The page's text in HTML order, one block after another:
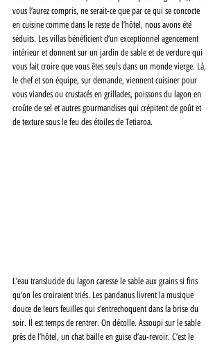
vous l’aurez compris, ne serait-ce que par ce qui se concocte
en cuisine comme dans le reste de l’hôtel, nous avons été
séduits. Les villas bénéficient d’un exceptionnel agencement
intérieur et donnent sur un jardin de sable et de verdure qui
vous fait croire que vous êtes seuls dans un monde vierge. Là,
le chef et son équipe, sur demande, viennent cuisiner pour
vous viandes ou crustacés en grillades, poissons du lagon en
croûte de sel et autres gourmandises qui crépitent de goût et
de texture sous le feu des étoiles de Tetiaroa.
L’eau translucide du lagon caresse le sable aux grains si fins
qu’on les croiraient triés. Les pandanus livrent la musique
douce de leurs feuilles qui s’entrechoquent dans la brise du
soir. Il est temps de rentrer. On décolle. Assoupi sur le sable
près de l’hôtel, un chat baille en guise d’au-revoir. C’est le